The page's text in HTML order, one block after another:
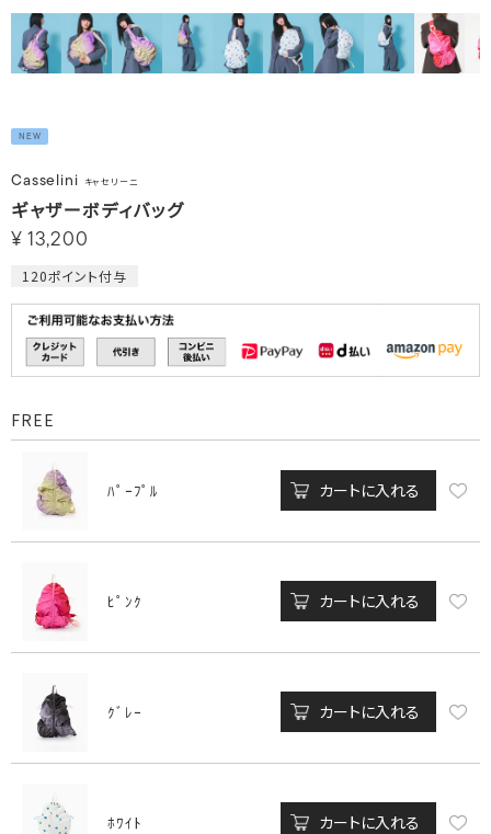
NEW
Casselini キャセリーニ
ギャザーボディバッグ
¥ 13,200
120ポイント付与
FREE
ﾊﾟｰﾌﾟﾙ カートに入れる
ﾋﾟﾝｸ カートに入れる
ｸﾞﾚｰ カートに入れる
ﾎﾜｲﾄ カートに入れる